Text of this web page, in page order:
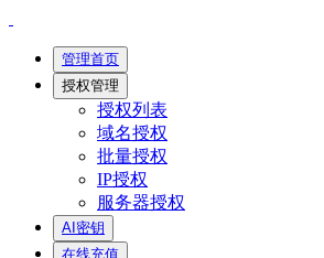
管理首页
授权管理
授权列表
域名授权
批量授权
IP授权
服务器授权
AI密钥
在线充值